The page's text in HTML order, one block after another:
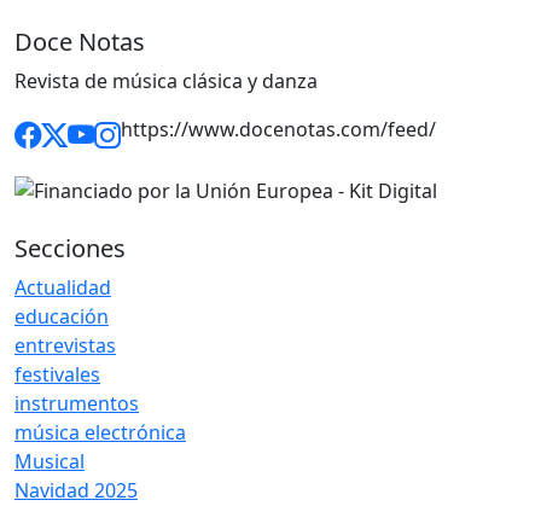
Doce Notas
Revista de música clásica y danza
https://www.docenotas.com/feed/
Secciones
Actualidad
educación
entrevistas
festivales
instrumentos
música electrónica
Musical
Navidad 2025